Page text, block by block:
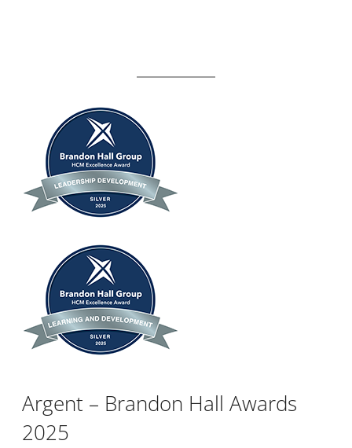
Argent – Brandon Hall Awards
2025